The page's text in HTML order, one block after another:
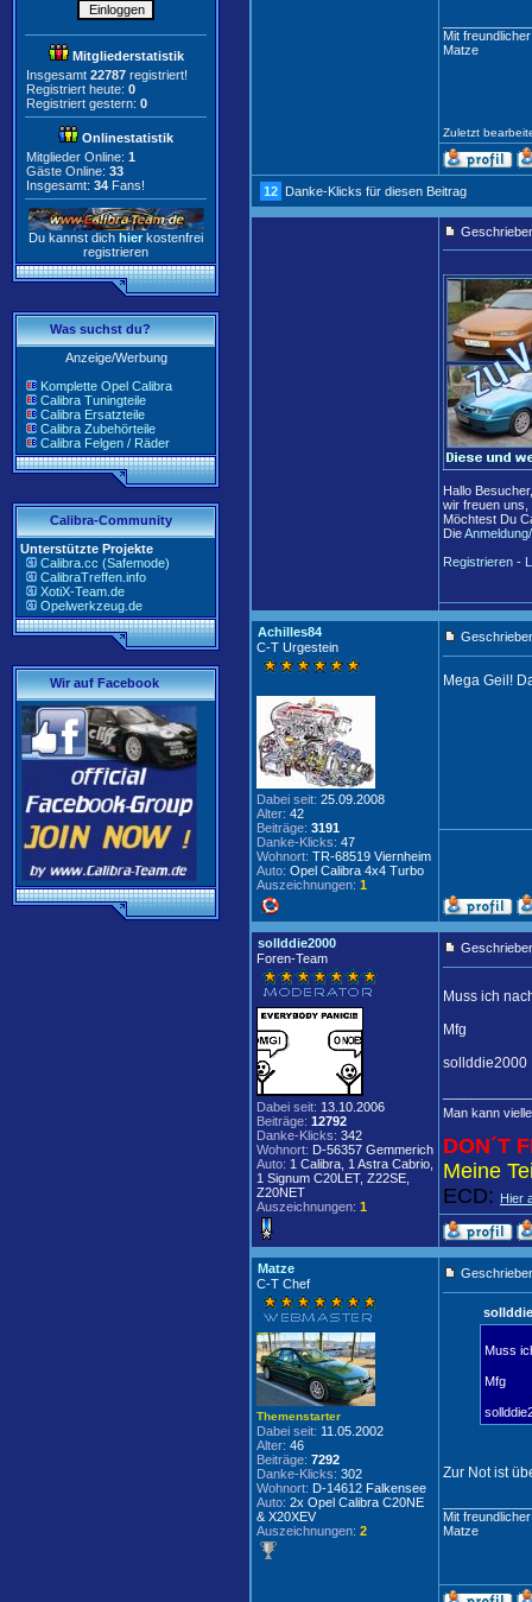
Mitgliederstatistik
Insgesamt 22787 registriert!
Registriert heute: 0
Registriert gestern: 0
Onlinestatistik
Mitglieder Online: 1
Gäste Online: 33
Insgesamt: 34 Fans!
Du kannst dich hier kostenfrei
registrieren
Was suchst du?
Anzeige/Werbung
Komplette Opel Calibra
Calibra Tuningteile
Calibra Ersatzteile
Calibra Zubehörteile
Calibra Felgen / Räder
Calibra-Community
Unterstützte Projekte
Calibra.cc (Safemode)
CalibraTreffen.info
XotiX-Team.de
Opelwerkzeug.de
Wir auf Facebook
Mit
Matze
Zuletzt
12 Danke-Klicks für diesen Beitrag
Hallo Besucher,
wir freuen
Möchtest Du
Die
Registrieren -
Achilles84
C-T Urgestein
Dabei seit: 25.09.2008
Alter: 42
Beiträge: 3191
Danke-Klicks: 47
Wohnort: TR-68519 Viernheim
Auto: Opel Calibra 4x4 Turbo
Auszeichnungen: 1
Mega Geil!
sollddie2000
Foren-Team
Dabei seit: 13.10.2006
Beiträge: 12792
Danke-Klicks: 342
Wohnort: D-56357 Gemmerich
Auto: 1 Calibra, 1 Astra Cabrio,
1 Signum C20LET, Z22SE,
Z20NET
Auszeichnungen: 1
Muss ich
Mfg
sollddie2000
Man kann
DON´T
Meine
ECD: Hier
Matze
C-T Chef
Themenstarter
Dabei seit: 11.05.2002
Alter: 46
Beiträge: 7292
Danke-Klicks: 302
Wohnort: D-14612 Falkensee
Auto: 2x Opel Calibra C20NE
& X20XEV
Auszeichnungen: 2
Muss
Mfg
Zur Not ist
Mit
Matze